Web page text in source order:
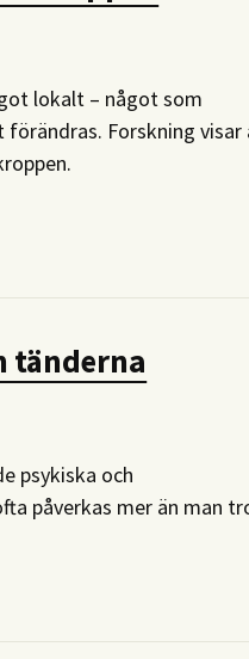
lokalt – något som
förändras. Forskning
tänderna
psykiska och
påverkas mer än man